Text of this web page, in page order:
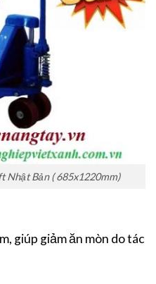
Nhật Bản ( 685x1220mm)
giúp giảm ăn mòn do tác